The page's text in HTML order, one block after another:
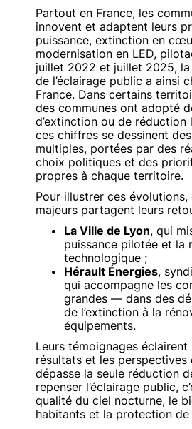
Partout en France, les
innovent et adaptent leurs
puissance, extinction en
modernisation en LED,
juillet 2022 et juillet 2025, la
de l’éclairage public a ainsi
France. Dans certains
des communes ont adopté
d’extinction ou de réduction
ces chiffres se dessinent
multiples, portées par des
choix politiques et des
propres à chaque territoire.
Pour illustrer ces
majeurs partagent leurs
La Ville de Lyon, qui
puissance pilotée et la
technologique ;
Hérault Énergies,
qui accompagne les
grandes — dans des
de l’extinction à la
équipements.
Leurs témoignages
résultats et les perspectives
dépasse la seule réduction
repenser l’éclairage public,
qualité du ciel nocturne, le
habitants et la protection